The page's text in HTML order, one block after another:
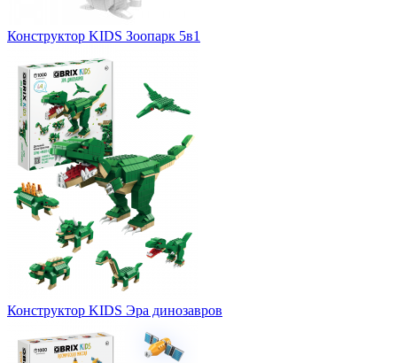
Конструктор KIDS Зоопарк 5в1
Конструктор KIDS Эра динозавров